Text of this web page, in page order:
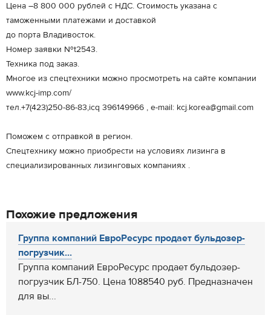
Цена –8 800 000 рублей с НДС. Стоимость указана с
таможенными платежами и доставкой
до порта Владивосток.
Номер заявки №t2543.
Техника под заказ.
Многое из спецтехники можно просмотреть на сайте компании
www.kcj-imp.com/
тел.+7(423)250-86-83,icq 396149966 , e-mail: kcj.korea@gmail.com
Поможем с отправкой в регион.
Спецтехнику можно приобрести на условиях лизинга в
специализированных лизинговых компаниях .
Похожие предложения
Группа компаний ЕвроРесурс продает бульдозер-
погрузчик...
Группа компаний ЕвроРесурс продает бульдозер-
погрузчик БЛ-750. Цена 1088540 руб. Предназначен
для вы...